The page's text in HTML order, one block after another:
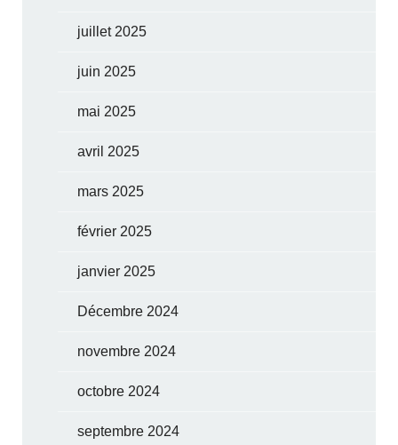
juillet 2025
juin 2025
mai 2025
avril 2025
mars 2025
février 2025
janvier 2025
Décembre 2024
novembre 2024
octobre 2024
septembre 2024